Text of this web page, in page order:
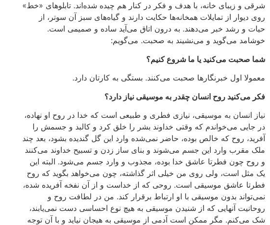
شرقى و زیباى خانه، با هدف و فکر در کنار هم چیده شده‌اند. تابلوهاى «خط»
روى دیوار از تمایلات همخانه‌ها حکایت دارند و گیاه‌هاى سبز آن سوتر، از
حیات و رشد خبر مى‌دهند. به درون اتاق مى‌آید ساده و صمیمى است.
خوشامد مى‌گوید و مى‌نشیند به صحبت. مى‌گویم:
شما صحبت مى‌کنید یا ما شروع کنیم؟
معمولا اول خبرنگارها صحبت مى‌کنند. بستگى به کارتان دارد.
فکر مى‌کنید روح انسان چقدر به موسیقى نیاز دارد؟
نیاز انسان به موسیقى، نیازى فطرى و طبیعى است که خدا در روح او نهاده،
در جایى مى‌خواندم که وقتى خداوند بشر را خلق کرد و کالبد و جسمش‏ را
آفرید، روح که خالص‏ بوده، حاضر نمى‌شده وارد این گل گندیده بشود، بعد چند
ملک مقرب وارد این جسم مى‌شوند و بناى ساز زدن و تسبیح خداوند مى‌کنند
و روح چون فطرتا عاشق خدا بوده، مجذوب و وارد جسم مى‌شود. البته این
یک مثل است، ولى روى من خیلى اثر گذاشته، چون مى‌خواهد بگوید که روح
فطرتا عاشق موسیقى است. روحى که از خداست و از آن نفخه آفریده شده،
نمى‌تواند بدون موسیقى با او ارتباط برقرار کند. من در لطافت روح و
روحانیت آنهایى که از شنیدن موسیقى به هیچ نوع احساسى دست نمى‌یابند،
شک مى‌کنم. مگر ممکن است آدمى از موسیقى به هیجان نیاید و با آن توجه